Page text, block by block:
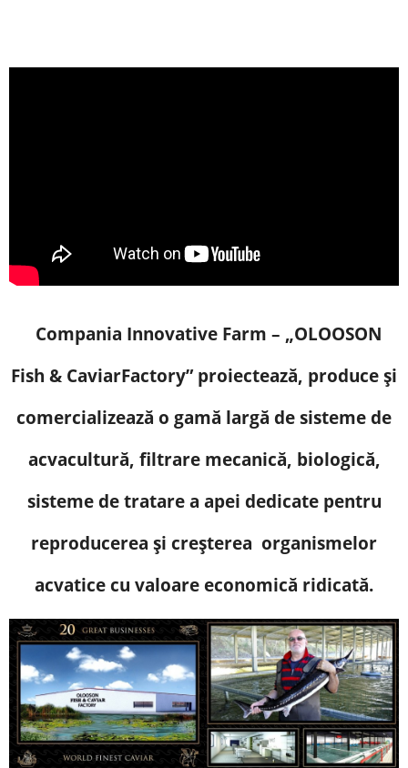
Compania Innovative Farm – „OLOOSON
Fish & CaviarFactory” ​​proiectează, produce și
comercializează o gamă largă de sisteme de
acvacultură, filtrare mecanică, biologică,
sisteme de tratare a apei dedicate pentru
reproducerea și creșterea organismelor
acvatice cu valoare economică ridicată.